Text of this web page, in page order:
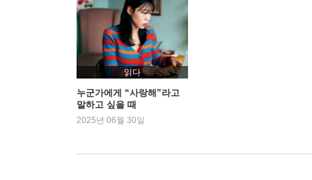
읽다
누군가에게 “사랑해”라고
말하고 싶을 때
2025년 06월 30일